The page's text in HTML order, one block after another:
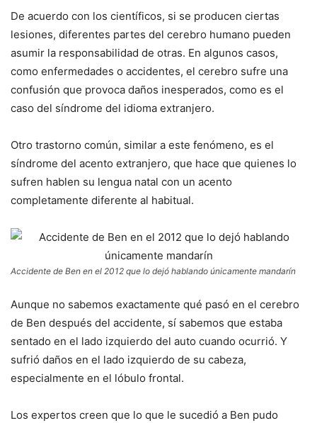
De acuerdo con los científicos, si se producen ciertas
lesiones, diferentes partes del cerebro humano pueden
asumir la responsabilidad de otras. En algunos casos,
como enfermedades o accidentes, el cerebro sufre una
confusión que provoca daños inesperados, como es el
caso del síndrome del idioma extranjero.
Otro trastorno común, similar a este fenómeno, es el
síndrome del acento extranjero, que hace que quienes lo
sufren hablen su lengua natal con un acento
completamente diferente al habitual.
Accidente de Ben en el 2012 que lo dejó hablando únicamente mandarín
Aunque no sabemos exactamente qué pasó en el cerebro
de Ben después del accidente, sí sabemos que estaba
sentado en el lado izquierdo del auto cuando ocurrió. Y
sufrió daños en el lado izquierdo de su cabeza,
especialmente en el lóbulo frontal.
Los expertos creen que lo que le sucedió a Ben pudo